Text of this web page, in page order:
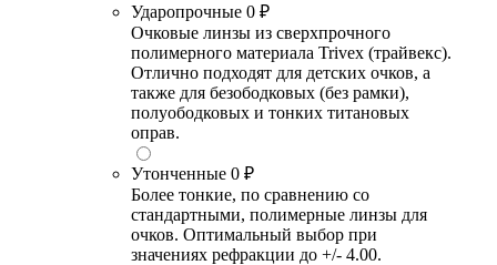
Ударопрочные 0 ₽
Очковые линзы из сверхпрочного
полимерного материала Trivex (трайвекс).
Отлично подходят для детских очков, а
также для безободковых (без рамки),
полуободковых и тонких титановых
оправ.
Утонченные 0 ₽
Более тонкие, по сравнению со
стандартными, полимерные линзы для
очков. Оптимальный выбор при
значениях рефракции до +/- 4.00.